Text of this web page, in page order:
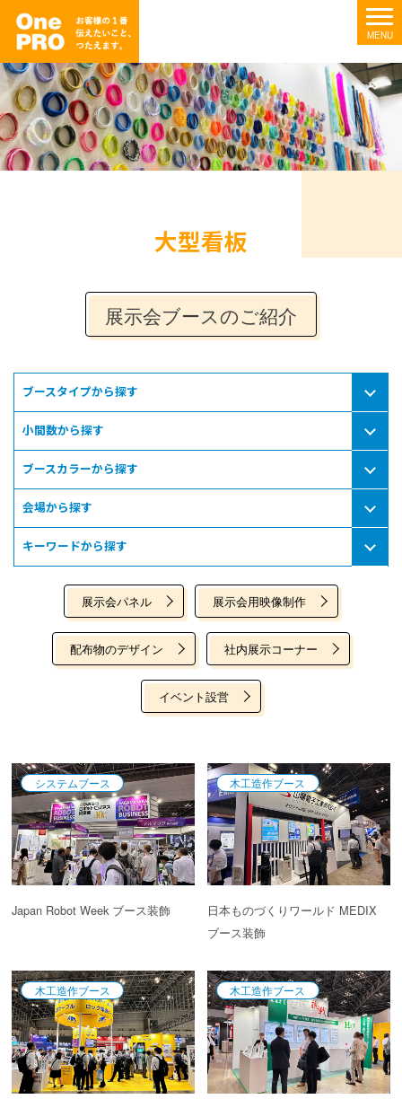
大型看板
展示会ブースのご紹介
ブースタイプから探す
小間数から探す
ブースカラーから探す
会場から探す
キーワードから探す
展示会パネル 展示会用映像制作
配布物のデザイン 社内展示コーナー
イベント設営
システムブース
Japan Robot Week ブース装飾
木工造作ブース
日本ものづくりワールド MEDIX
ブース装飾
木工造作ブース 木工造作ブース